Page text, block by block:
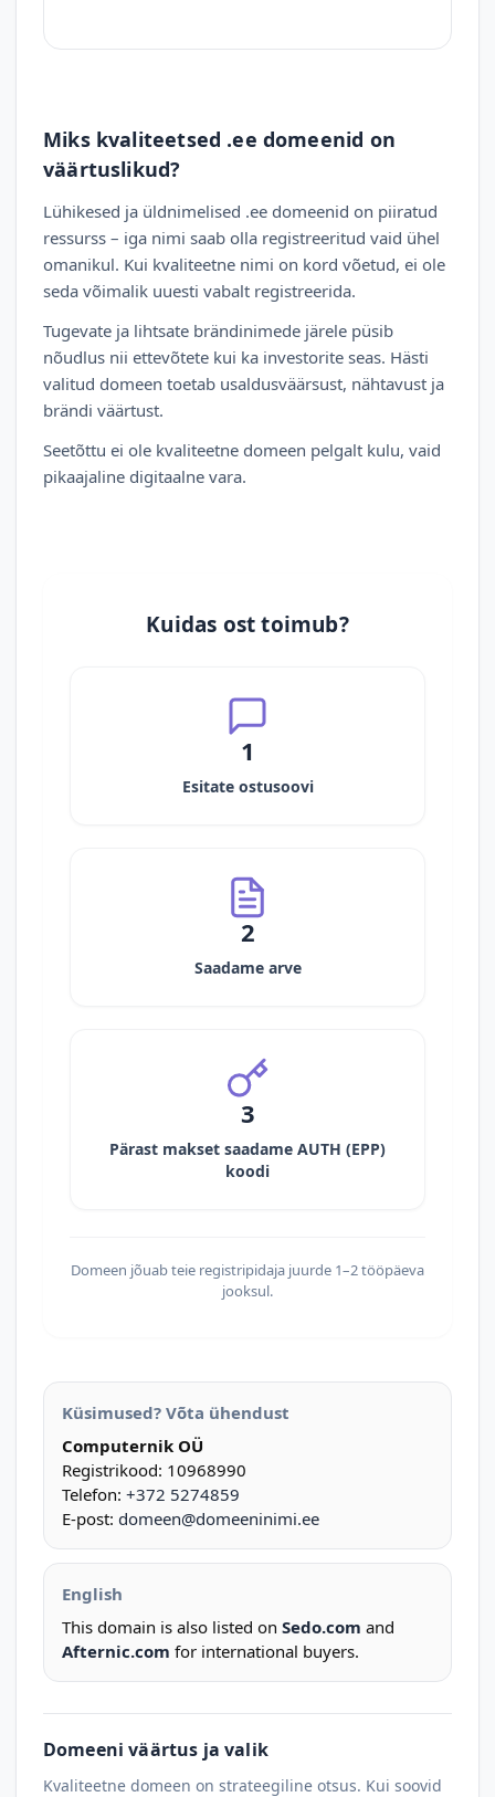
Miks kvaliteetsed .ee domeenid on
väärtuslikud?
Lühikesed ja üldnimelised .ee domeenid on piiratud
ressurss – iga nimi saab olla registreeritud vaid ühel
omanikul. Kui kvaliteetne nimi on kord võetud, ei ole
seda võimalik uuesti vabalt registreerida.
Tugevate ja lihtsate brändinimede järele püsib
nõudlus nii ettevõtete kui ka investorite seas. Hästi
valitud domeen toetab usaldusväärsust, nähtavust ja
brändi väärtust.
Seetõttu ei ole kvaliteetne domeen pelgalt kulu, vaid
pikaajaline digitaalne vara.
Kuidas ost toimub?
1
Esitate ostusoovi
2
Saadame arve
3
Pärast makset saadame AUTH (EPP)
koodi
Domeen jõuab teie registripidaja juurde 1–2 tööpäeva
jooksul.
Küsimused? Võta ühendust
Computernik OÜ
Registrikood: 10968990
Telefon: +372 5274859
E-post: domeen@domeeninimi.ee
English
This domain is also listed on Sedo.com and
Afternic.com for international buyers.
Domeeni väärtus ja valik
Kvaliteetne domeen on strateegiline otsus. Kui soovid